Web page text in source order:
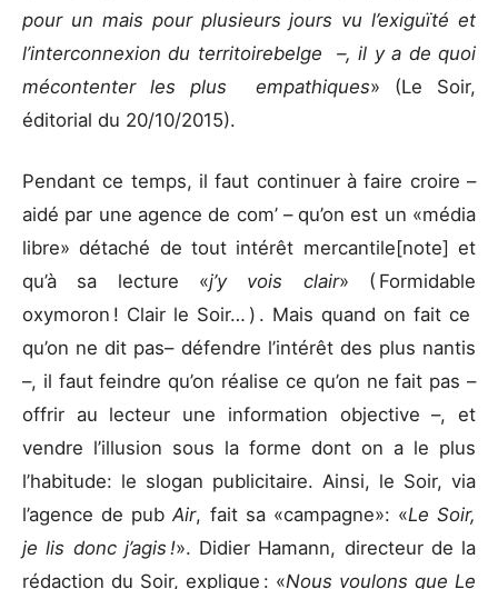
pour un mais pour plusieurs jours vu l’exiguïté et
l’interconnexion du territoirebelge –, il y a de quoi
mécontenter les plus empathiques» (Le Soir,
éditorial du 20/10/2015).
Pendant ce temps, il faut continuer à faire croire –
aidé par une agence de com’ – qu’on est un «média
libre» détaché de tout intérêt mercantile[note] et
qu’à sa lecture «j’y vois clair» ( Formidable
oxymoron ! Clair le Soir… ) . Mais quand on fait ce
qu’on ne dit pas– défendre l’intérêt des plus nantis
–, il faut feindre qu’on réalise ce qu’on ne fait pas –
offrir au lecteur une information objective –, et
vendre l’illusion sous la forme dont on a le plus
l’habitude: le slogan publicitaire. Ainsi, le Soir, via
l’agence de pubAir, fait sa «campagne»: «Le Soir,
je lis donc j’agis !». Didier Hamann, directeur de la
rédaction du Soir, explique : «Nous voulons que Le